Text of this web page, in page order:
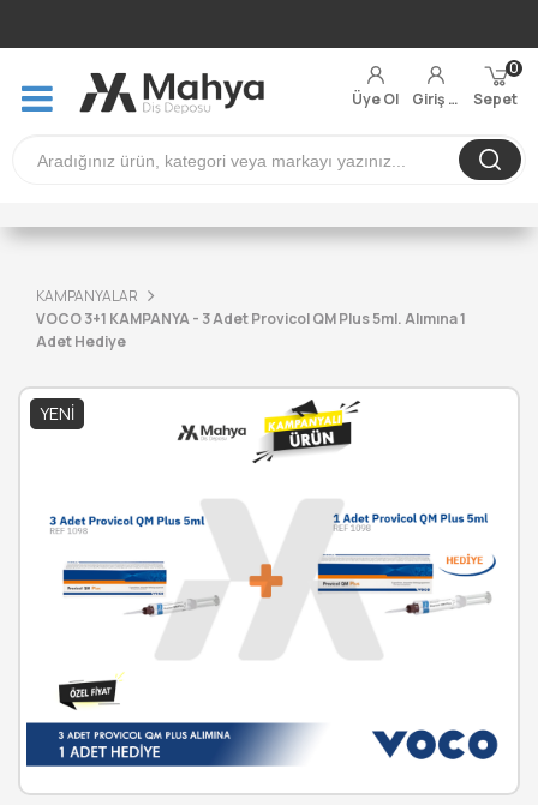
Üye Ol Giriş Yap Sepet
0
KAMPANYALAR
VOCO 3+1 KAMPANYA - 3 Adet Provicol QM Plus 5ml. Alımına 1
Adet Hediye
YENI